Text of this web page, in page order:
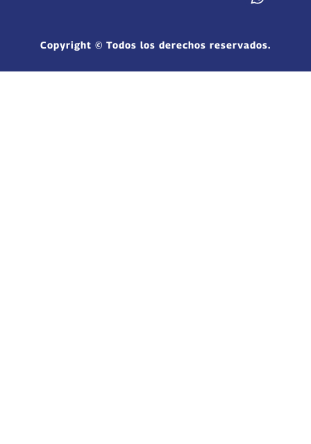
Copyright © Todos los derechos reservados.